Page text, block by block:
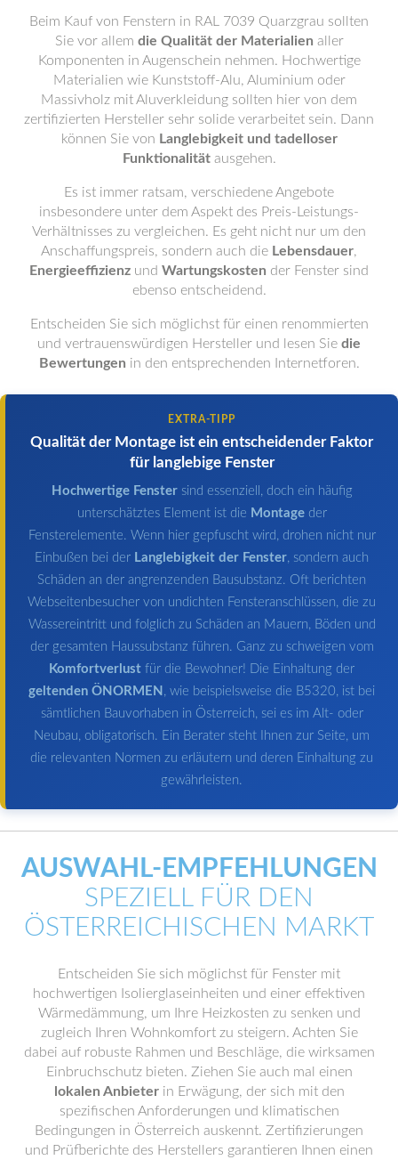
Beim Kauf von Fenstern in RAL 7039 Quarzgrau sollten
Sie vor allem die Qualität der Materialien aller
Komponenten in Augenschein nehmen. Hochwertige
Materialien wie Kunststoff-Alu, Aluminium oder
Massivholz mit Aluverkleidung sollten hier von dem
zertifizierten Hersteller sehr solide verarbeitet sein. Dann
können Sie von Langlebigkeit und tadelloser
Funktionalitätausgehen.
Es ist immer ratsam, verschiedene Angebote
insbesondere unter dem Aspekt des Preis-Leistungs-
Verhältnisses zu vergleichen. Es geht nicht nur um den
Anschaffungspreis, sondern auch die Lebensdauer,
Energieeffizienz und Wartungskosten der Fenster sind
ebenso entscheidend.
Entscheiden Sie sich möglichst für einen renommierten
und vertrauenswürdigen Hersteller und lesen Sie die
Bewertungen in den entsprechenden Internetforen.
EXTRA-TIPP
Qualität der Montage ist ein entscheidender Faktor
für langlebige Fenster
Hochwertige Fenstersind essenziell, doch ein häufig
unterschätztes Element ist die Montageder
Fensterelemente. Wenn hier gepfuscht wird, drohen nicht nur
Einbußen bei der Langlebigkeit der Fenster, sondern auch
Schäden an der angrenzenden Bausubstanz. Oft berichten
Webseitenbesucher von undichten Fensteranschlüssen, die zu
Wassereintritt und folglich zu Schäden an Mauern, Böden und
der gesamten Haussubstanz führen. Ganz zu schweigen vom
Komfortverlust für die Bewohner! Die Einhaltung der
geltenden ÖNORMEN , wie beispielsweise die B5320, ist bei
sämtlichen Bauvorhaben in Österreich, sei es im Alt- oder
Neubau, obligatorisch. Ein Berater steht Ihnen zur Seite, um
die relevanten Normen zu erläutern und deren Einhaltung zu
gewährleisten.
AUSWAHL-EMPFEHLUNGEN
SPEZIELL FÜR DEN
ÖSTERREICHISCHEN MARKT
Entscheiden Sie sich möglichst für Fenster mit
hochwertigen Isolierglaseinheiten und einer effektiven
Wärmedämmung, um Ihre Heizkosten zu senken und
zugleich Ihren Wohnkomfort zu steigern. Achten Sie
dabei auf robuste Rahmen und Beschläge, die wirksamen
Einbruchschutz bieten. Ziehen Sie auch mal einen
lokalen Anbieterin Erwägung, der sich mit den
spezifischen Anforderungen und klimatischen
Bedingungen in Österreich auskennt. Zertifizierungen
und Prüfberichte des Herstellers garantieren Ihnen einen